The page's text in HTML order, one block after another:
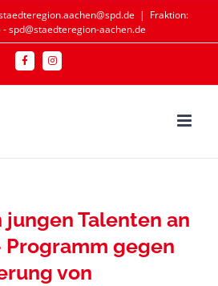
| Fraktion:
spd@staedteregion-aachen.de
FacebookInstagram
jungen Talenten an
Programm gegen
von